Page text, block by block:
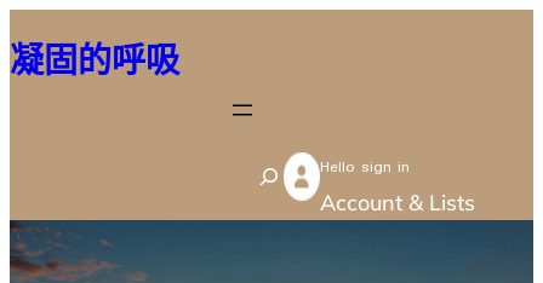
至
容
凝固的呼吸
S
e
Hello sign in
Account & Lists